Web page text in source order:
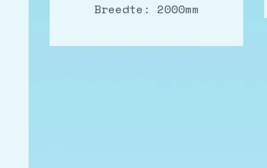
Breedte : 2000mm